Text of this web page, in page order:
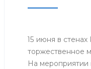
15 июня в
торжественное
На мероприятии